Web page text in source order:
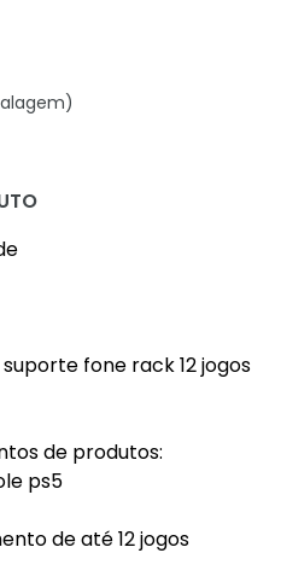
fone rack 12 jogos
de produtos:
ps5
de até 12 jogos